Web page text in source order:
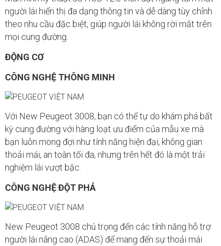
người lái hiển thị đa dạng thông tin và dễ dàng tùy chỉnh
theo nhu cầu đặc biệt, giúp người lái không rời mắt trên
mọi cung đường.
ĐỘNG CƠ
CÔNG NGHỆ THÔNG MINH
Với New Peugeot 3008, bạn có thể tự do khám phá bất
kỳ cung đường với hàng loạt ưu điểm của mẫu xe mà
bạn luôn mong đợi như tính năng hiện đại, không gian
thoải mái, an toàn tối đa, nhưng trên hết đó là một trải
nghiệm lái vượt bậc.
CÔNG NGHỆ ĐỘT PHÁ
New Peugeot 3008 chú trọng đến các tính năng hỗ trợ
người lái nâng cao (ADAS) để mang đến sự thoải mái